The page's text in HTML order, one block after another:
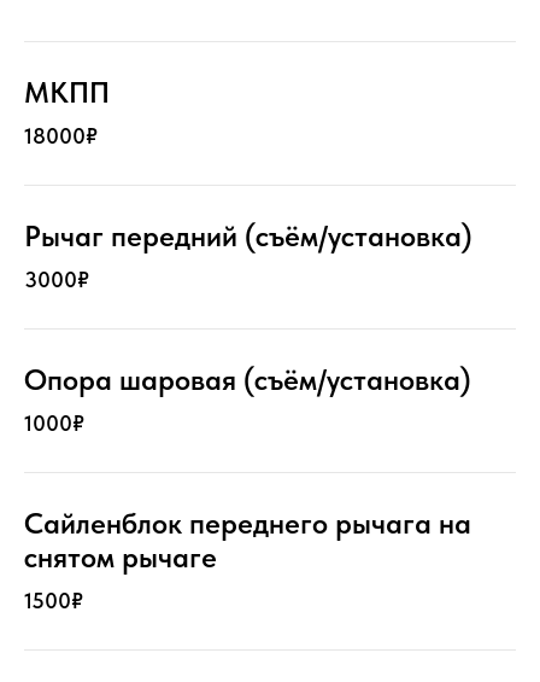
МКПП
18000₽
Рычаг передний (съём/установка)
3000₽
Опора шаровая (съём/установка)
1000₽
Сайленблок переднего рычага на
снятом рычаге
1500₽